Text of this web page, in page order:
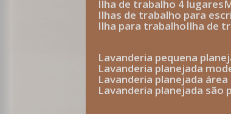
ilha de trabalho 4 lugares
ilhas de trabalho para
ilha para trabalho ilha de
lavanderia pequena
lavanderia planejada
lavanderia planejada
lavanderia planejada são